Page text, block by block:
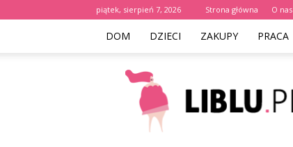
piątek, sierpień 7, 2026 Strona główna O nas
DOM DZIECI ZAKUPY PRACA
Liblu.pl